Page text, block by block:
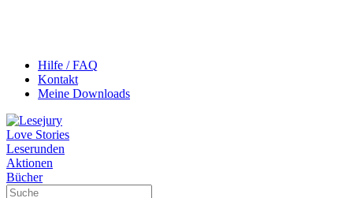
Hilfe / FAQ
Kontakt
Meine Downloads
Love Stories
Leserunden
Aktionen
Bücher